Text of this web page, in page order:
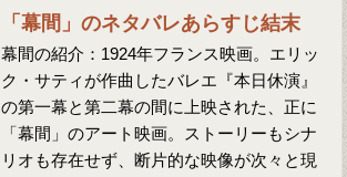
「幕間」のネタバレあらすじ結末
幕間の紹介：1924年フランス映画。エリッ
ク・サティが作曲したバレエ『本日休演』
の第一幕と第二幕の間に上映された、正に
「幕間」のアート映画。ストーリーもシナ
リオも存在せず、断片的な映像が次々と現